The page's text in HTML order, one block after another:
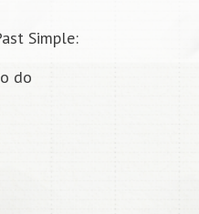
Simple:
do